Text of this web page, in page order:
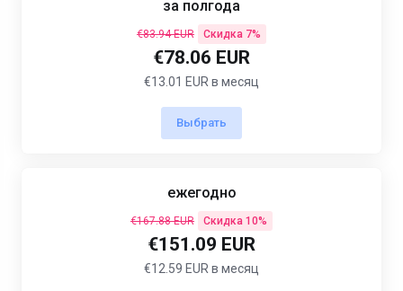
за полгода
€83.94 EUR Скидка 7%
€78.06 EUR
€13.01 EUR в месяц
Выбрать
ежегодно
€167.88 EUR Скидка 10%
€151.09 EUR
€12.59 EUR в месяц